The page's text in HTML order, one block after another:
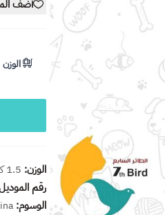
أضف
الوزن
الوزن: 1.5 كجم
رقم
الوسوم: